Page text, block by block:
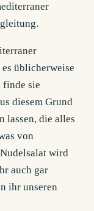
üblicherweise
finde sie
diesem Grund
lassen, die alles
von
wird
auch gar
ihr unseren